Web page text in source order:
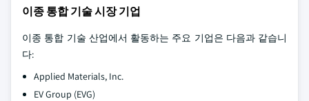
이종 통합 기술 시장 기업
이종 통합 기술 산업에서 활동하는 주요 기업은 다음과 같습니
다:
Applied Materials, Inc.
EV Group (EVG)